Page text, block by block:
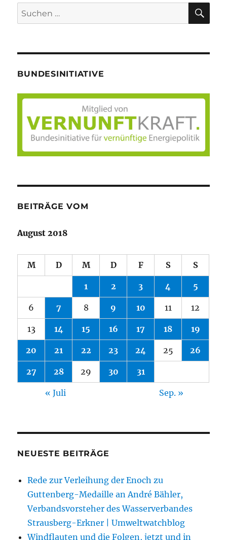
Suche
nach:
BUNDESINITIATIVE
BEITRÄGE VOM
August 2018
M D M D F S S
1 2 3 4 5
6 7 8 9 10 11 12
13 14 15 16 17 18 19
20 21 22 23 24 25 26
27 28 29 30 31
« Juli Sep. »
NEUESTE BEITRÄGE
Rede zur Verleihung der Enoch zu
Guttenberg-Medaille an André Bähler,
Verbandsvorsteher des Wasserverbandes
Strausberg-Erkner | Umweltwatchblog
Windflauten und die Folgen, jetzt und in